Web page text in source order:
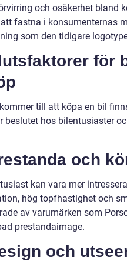
och osäkerhet bland
fastna i konsumenternas
som den tidigare
för
till att köpa en bil
beslutet hos bilentusiaster
och
kan vara mer
hög topfhastighet och
av varumärken som
prestandaimage.
och